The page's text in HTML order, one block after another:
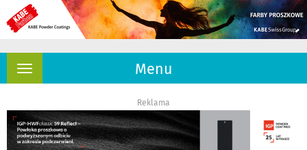
Menu
Rozwiń
Reklama